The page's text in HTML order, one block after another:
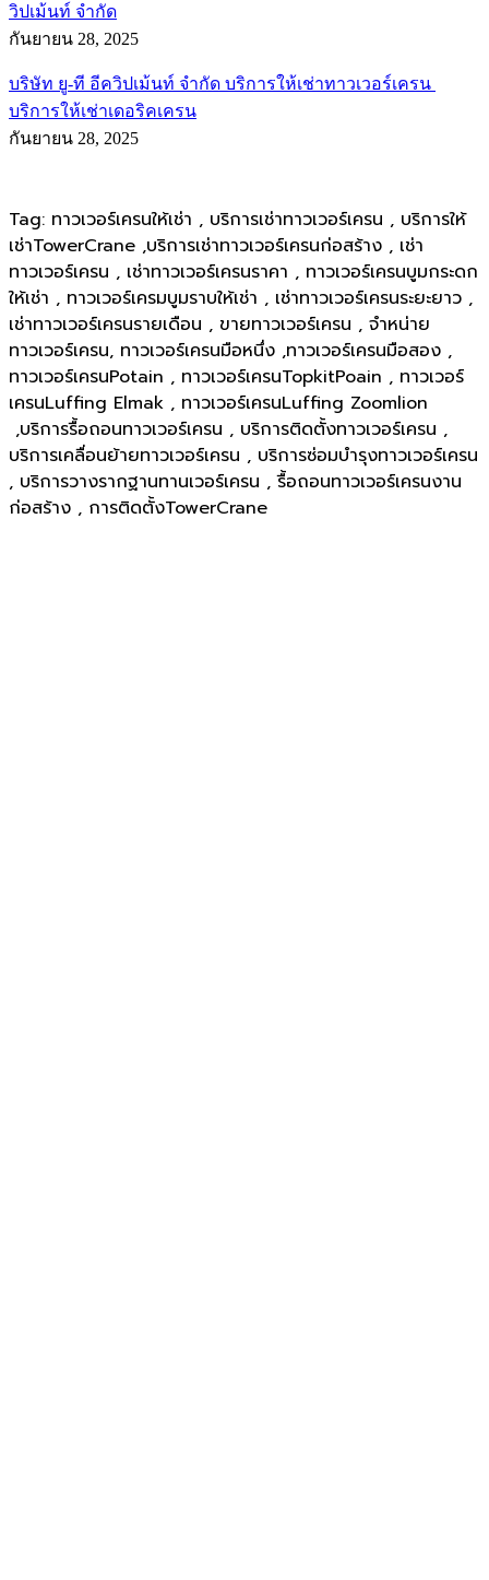
วิปเม้นท์ จำกัด
กันยายน 28, 2025
บริษัท ยู-ที อีควิปเม้นท์ จำกัด บริการให้เช่าทาวเวอร์เครน
บริการให้เช่าเดอริคเครน
กันยายน 28, 2025
Tag: ทาวเวอร์เครนให้เช่า , บริการเช่าทาวเวอร์เครน , บริการให้
เช่าTowerCrane ,บริการเช่าทาวเวอร์เครนก่อสร้าง , เช่า
ทาวเวอร์เครน , เช่าทาวเวอร์เครนราคา , ทาวเวอร์เครนบูมกระดก
ให้เช่า , ทาวเวอร์เครมบูมราบให้เช่า , เช่าทาวเวอร์เครนระยะยาว ,
เช่าทาวเวอร์เครนรายเดือน , ขายทาวเวอร์เครน , จำหน่าย
ทาวเวอร์เครน, ทาวเวอร์เครนมือหนึ่ง ,ทาวเวอร์เครนมือสอง ,
ทาวเวอร์เครนPotain , ทาวเวอร์เครนTopkitPoain , ทาวเวอร์
เครนLuffing Elmak , ทาวเวอร์เครนLuffing Zoomlion
,บริการรื้อถอนทาวเวอร์เครน , บริการติดตั้งทาวเวอร์เครน ,
บริการเคลื่อนย้ายทาวเวอร์เครน , บริการซ่อมบำรุงทาวเวอร์เครน
, บริการวางรากฐานทานเวอร์เครน , รื้อถอนทาวเวอร์เครนงาน
ก่อสร้าง , การติดตั้งTowerCrane